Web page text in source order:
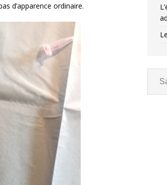
d’apparence ordinaire.